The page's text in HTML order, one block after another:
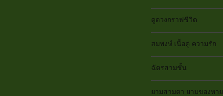
ดูดวงกราฟชีวิต
สมพงษ์ เนื้อคู่ ความรัก
ฉัตรสามชั้น
ยามสามตา ยามของหาย